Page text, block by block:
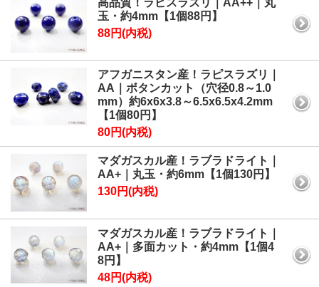
高品質！ラピスラズリ｜AA++｜丸
玉・約4mm【1個88円】
88円(内税)
アフガニスタン産！ラピスラズリ｜
AA｜ボタンカット（穴径0.8～1.0
mm）約6x6x3.8～6.5x6.5x4.2mm
【1個80円】
80円(内税)
マダガスカル産！ラブラドライト｜
AA+｜丸玉・約6mm【1個130円】
130円(内税)
マダガスカル産！ラブラドライト｜
AA+｜多面カット・約4mm【1個4
8円】
48円(内税)